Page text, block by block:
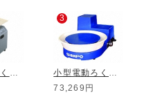
3
73,269円